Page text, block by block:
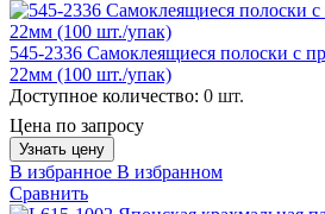
545-2336 Самоклеящиеся полоски с
22мм (100 шт./упак)
Доступное количество: 0 шт.
Цена по запросу
Узнать цену
В избранное В избранном
Сравнить